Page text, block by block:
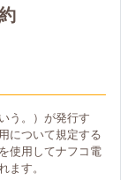
う。）が発行す
について規定する
使用してナフコ電
ます。